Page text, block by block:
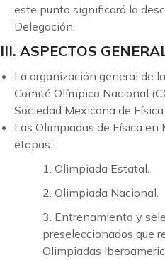
este punto significará la
Delegación.
III. ASPECTOS
La organización general de
Comité Olímpico Nacional
Sociedad Mexicana de Física
Las Olimpiadas de Física en
etapas:
1. Olimpiada Estatal.
2. Olimpiada Nacional.
3. Entrenamiento y
preseleccionados que
Olimpiadas